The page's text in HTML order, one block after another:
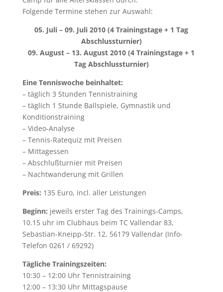
Folgende Termine stehen zur Auswahl:
05. Juli – 09. Juli 2010 (4 Trainingstage + 1 Tag
Abschlussturnier)
09. August – 13. August 2010 (4 Trainingstage + 1
Tag Abschlussturnier)
Eine Tenniswoche beinhaltet:
– täglich 3 Stunden Tennistraining
– täglich 1 Stunde Ballspiele, Gymnastik und
Konditionstraining
– Video-Analyse
– Tennis-Ratequiz mit Preisen
– Mittagessen
– Abschlußturnier mit Preisen
– Nachtwanderung mit Grillen
Preis: 135 Euro, incl. aller Leistungen
Beginn: jeweils erster Tag des Trainings-Camps,
10.15 uhr im Clubhaus beim TC Vallendar 83,
Sebastian-Kneipp-Str. 12, 56179 Vallendar (Info-
Telefon 0261 / 69292)
Tägliche Trainingszeiten:
10:30 – 12:00 Uhr Tennistraining
12:00 – 13:30 Uhr Mittagspause